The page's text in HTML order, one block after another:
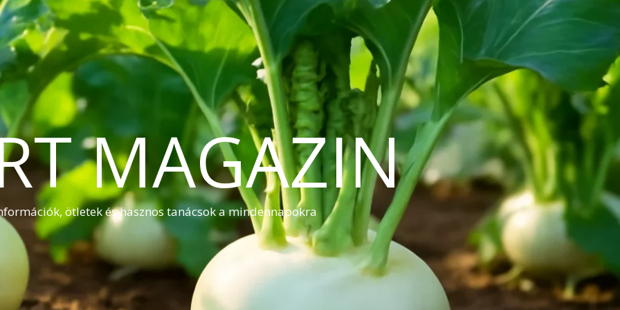
MAGAZIN
ötletek és hasznos tanácsok a mindennapokra